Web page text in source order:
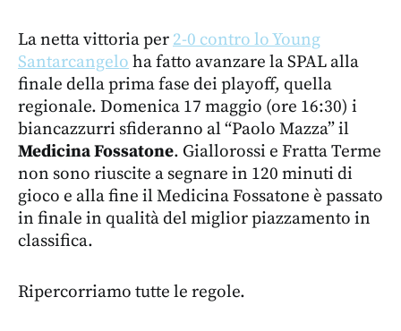
La netta vittoria per 2-0 contro lo Young
Santarcangelo ha fatto avanzare la SPAL alla
finale della prima fase dei playoff, quella
regionale. Domenica 17 maggio (ore 16:30) i
biancazzurri sfideranno al “Paolo Mazza” il
Medicina Fossatone. Giallorossi e Fratta Terme
non sono riuscite a segnare in 120 minuti di
gioco e alla fine il Medicina Fossatone è passato
in finale in qualità del miglior piazzamento in
classifica.
Ripercorriamo tutte le regole.